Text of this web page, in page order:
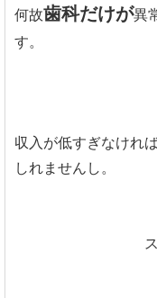
何故歯科だけが異
す。
収入が低すぎなけれ
しれませんし。